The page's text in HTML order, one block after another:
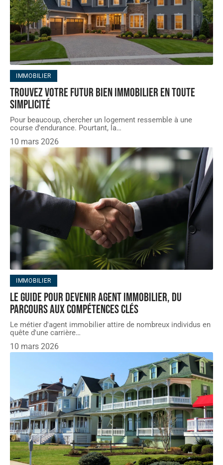
IMMOBILIER
Trouvez votre futur bien immobilier en toute
simplicité
Pour beaucoup, chercher un logement ressemble à une
course d'endurance. Pourtant, la…
10 mars 2026
IMMOBILIER
Le guide pour devenir agent immobilier, du
parcours aux compétences clés
Le métier d'agent immobilier attire de nombreux individus en
quête d'une carrière…
10 mars 2026